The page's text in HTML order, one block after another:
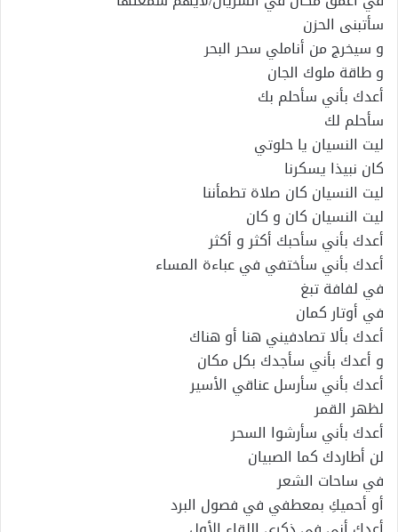
سأتبنى الحزن
و سيخرج من أناملي سحر البحر
و طاقة ملوك الجان
أعدك بأني سأحلم بك
سأحلم لك
ليت النسيان يا حلوتي
كان نبيذا يسكرنا
ليت النسيان كان صلاة تطمأننا
ليت النسيان كان و كان
أعدك بأني سأحبك أكثر و أكثر
أعدك بأني سأختفي في عباءة المساء
في لفافة تبغ
في أوتار كمان
أعدك بألا تصادفيني هنا أو هناك
و أعدك بأني سأجدك بكل مكان
أعدك بأني سأرسل عناقي الأسير
لظهر القمر
أعدك بأني سأرشوا السحر
لن أطاردك كما الصبيان
في ساحات الشعر
أو أحميكِ بمعطفي في فصول البرد